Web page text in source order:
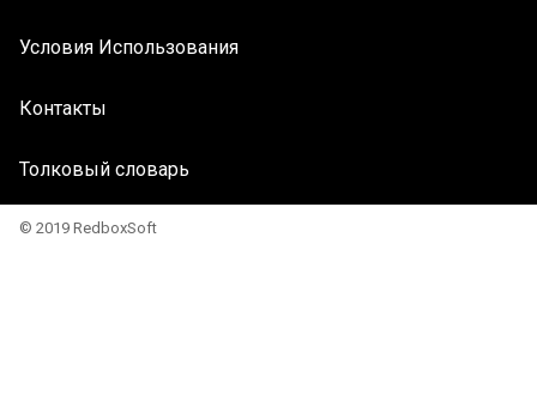
Условия Использования
Контакты
Толковый словарь
© 2019 RedboxSoft